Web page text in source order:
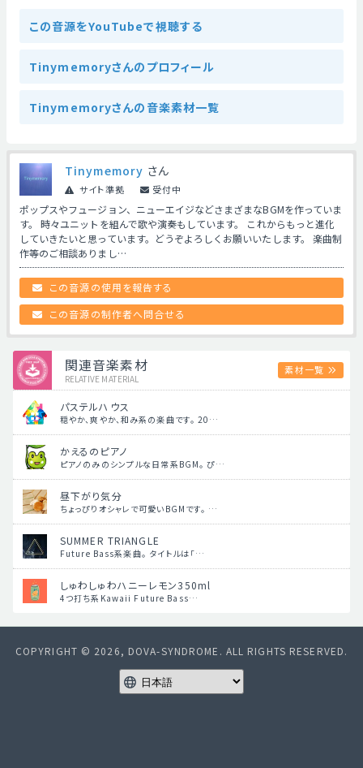
この音源をYouTubeで視聴する
Tinymemoryさんのプロフィール
Tinymemoryさんの音楽素材一覧
Tinymemory さん
サイト準拠 受付中
ポップスやフュージョン、ニューエイジなどさまざまなBGMを作っていま
す。 時々ユニットを組んで歌や演奏もしています。 これからもっと進化
していきたいと思っています。どうぞよろしくお願いいたします。 楽曲制
作等のご相談ありまし…
この音源の使用を報告する
この音源の制作者へ問合せる
関連音楽素材
RELATIVE MATERIAL
素材一覧
パステルハウス
穏やか、爽やか、和み系の楽曲です。 20…
かえるのピアノ
ピアノのみのシンプルな日常系BGM。 ぴ…
昼下がり気分
ちょっぴりオシャレで可愛いBGMです。 …
SUMMER TRIANGLE
Future Bass系楽曲。 タイトルは「…
しゅわしゅわハニーレモン350ml
4つ打ち系Kawaii Future Bass…
COPYRIGHT © 2026, DOVA-SYNDROME. ALL RIGHTS RESERVED.